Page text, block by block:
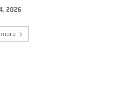
2026